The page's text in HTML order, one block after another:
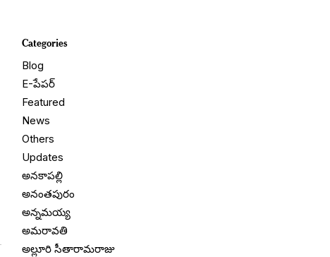
Categories
Blog
E-పేపర్
Featured
News
Others
Updates
అనకాపల్లి
అనంతపురం
అన్నమయ్య
అమరావతి
అల్లూరి సీతారామరాజు